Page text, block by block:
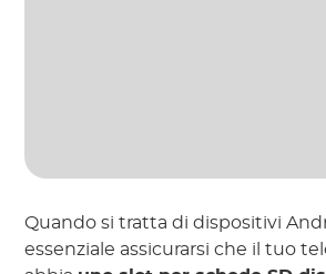
Quando si tratta di dispositivi
essenziale assicurarsi che il tuo